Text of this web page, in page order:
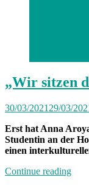
„Wir sitzen
30/03/2021 29/03/
Erst hat Anna
Studentin an der
einen
Continue reading„„Wir